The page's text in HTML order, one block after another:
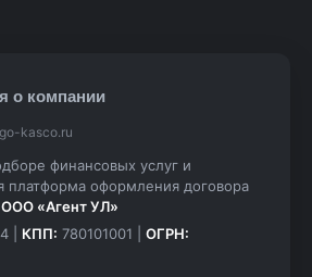
о компании
kasco.ru
финансовых услуг и
платформа оформления договора
ООО «Агент УЛ»
| КПП: 780101001 | ОГРН: